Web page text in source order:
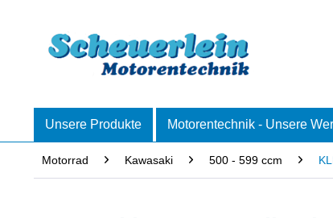
Unsere Produkte Motorentechnik - Unsere
Motorrad Kawasaki 500 - 599 ccm